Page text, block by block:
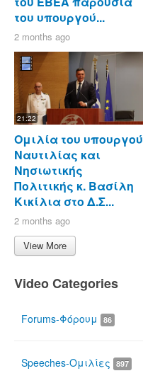
του υπουργού...
2 months ago
21:22
Ομιλία του υπουργού
Ναυτιλίας και
Νησιωτικής
Πολιτικής κ. Βασίλη
Κικίλια στο Δ.Σ...
2 months ago
View More
Video Categories
Forums-Φόρουμ 86
Speeches-Ομιλίες 897